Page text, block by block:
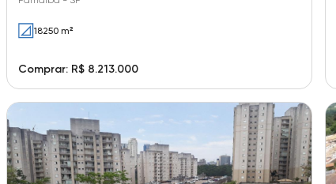
18250 m²
Comprar: R$ 8.213.000